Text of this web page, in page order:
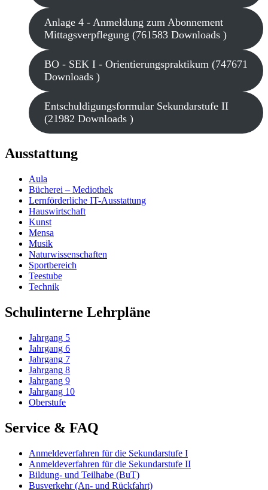
Anlage 4 - Anmeldung zum Abonnement
Mittagsverpflegung (761583 Downloads )
BO - SEK I - Orientierungspraktikum (747671
Downloads )
Entschuldigungsformular Sekundarstufe II
(21982 Downloads )
Ausstattung
Aula
Bücherei – Mediothek
Lernförderliche IT-Ausstattung
Hauswirtschaft
Kunst
Mensa
Musik
Naturwissenschaften
Sportbereich
Teestube
Technik
Schulinterne Lehrpläne
Jahrgang 5
Jahrgang 6
Jahrgang 7
Jahrgang 8
Jahrgang 9
Jahrgang 10
Oberstufe
Service & FAQ
Anmeldeverfahren für die Sekundarstufe I
Anmeldeverfahren für die Sekundarstufe II
Bildung- und Teilhabe (BuT)
Busverkehr (An- und Rückfahrt)